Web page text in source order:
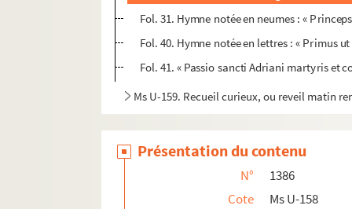
Fol. 31. Hymne notée en neumes : «
Fol. 40. Hymne notée en lettres : « Primus
Fol. 41. « Passio sancti Adriani martyris et
Ms U-159. Recueil curieux, ou reveil matin
Présentation du contenu
N°
1386
Cote
Ms U-158